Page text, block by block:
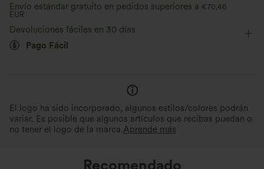
Tejido de pana elástico, transpirable y con
Casual Hasta el suelo Tiro alto Pierna recta
Envío estándar gratuito en pedidos superiores a €70,46
EUR
Devoluciones fáciles en 30 días
Pago Fácil
El logo ha sido incorporado, algunos estilos/colores podrán
variar. Es posible que algunos artículos que recibas puedan o
no tener el logo de la marca.Aprende más
Recomendado